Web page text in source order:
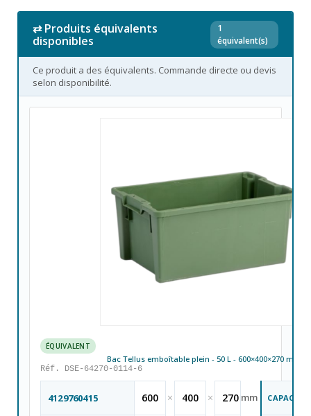
⇄ Produits équivalents
disponibles
1
équivalent(s)
Ce produit a des équivalents. Commande directe ou devis
selon disponibilité.
ÉQUIVALENT
Bac Tellus emboîtable plein - 50 L - 600×400×270 mm
Réf. DSE-64270-0114-6
4129760415 600 × 400 × 270 mm CAPACITÉ